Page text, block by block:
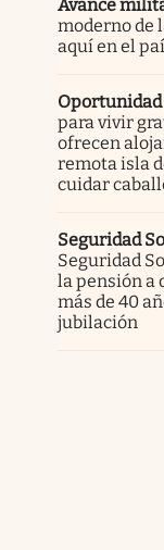
Avance
moderno de
aquí en el
para vivir
ofrecen
remota isla
cuidar
Seguridad
Seguridad
la pensión a
más de 40
jubilación